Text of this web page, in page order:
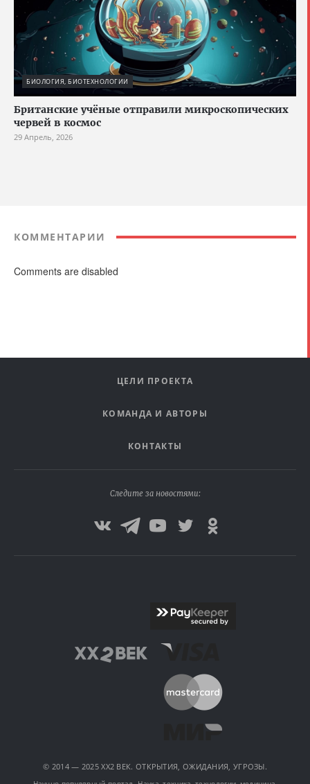
БИОЛОГИЯ, БИОТЕХНОЛОГИИ
Британские учёные отправили микроскопических
червей в космос
29 Апрель, 2026
КОММЕНТАРИИ
Comments are disabled
ЦЕЛИ ПРОЕКТА
КОМАНДА И АВТОРЫ
КОНТАКТЫ
Следите за новостями:
© 2014 — 2025 XX2 ВЕК. ОТКРЫТИЯ, ОЖИДАНИЯ, УГРОЗЫ.